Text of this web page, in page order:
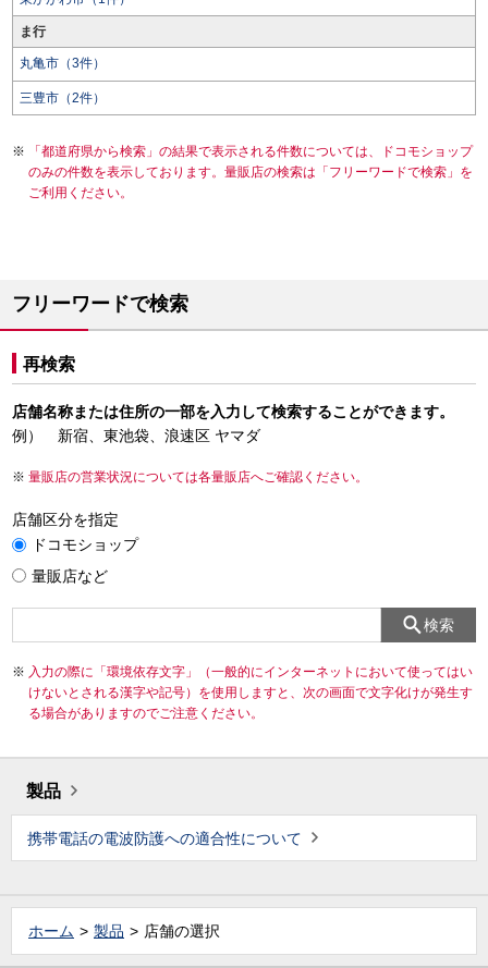
ま行
丸亀市（3件）
三豊市（2件）
「都道府県から検索」の結果で表示される件数については、ドコモショップ
のみの件数を表示しております。量販店の検索は「フリーワードで検索」を
ご利用ください。
フリーワードで検索
再検索
店舗名称または住所の一部を入力して検索することができます。
例） 新宿、東池袋、浪速区 ヤマダ
量販店の営業状況については各量販店へご確認ください。
店舗区分を指定
ドコモショップ
量販店など
検索
入力の際に「環境依存文字」（一般的にインターネットにおいて使ってはい
けないとされる漢字や記号）を使用しますと、次の画面で文字化けが発生す
る場合がありますのでご注意ください。
製品
携帯電話の電波防護への適合性について
ホーム 製品 店舗の選択